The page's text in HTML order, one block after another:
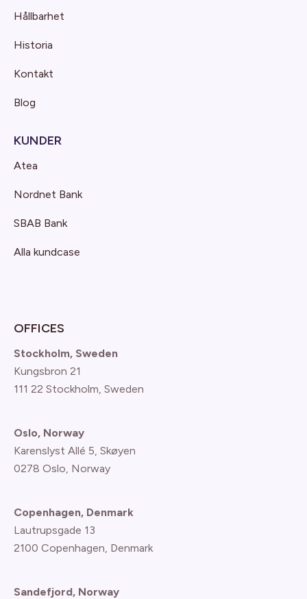
Hållbarhet
Historia
Kontakt
Blog
KUNDER
Atea
Nordnet Bank
SBAB Bank
Alla kundcase
OFFICES
Stockholm, Sweden
Kungsbron 21
111 22 Stockholm, Sweden
Oslo, Norway
Karenslyst Allé 5, Skøyen
0278 Oslo, Norway
Copenhagen, Denmark
Lautrupsgade 13
2100 Copenhagen, Denmark
Sandefjord, Norway